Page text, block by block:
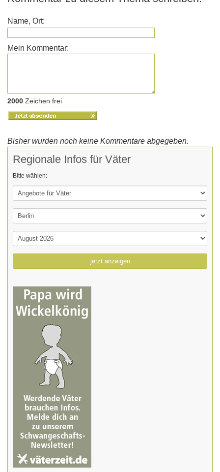
Name, Ort:
Mein Kommentar:
2000 Zeichen frei
Bisher wurden noch keine Kommentare abgegeben.
Regionale Infos für Väter
Bitte wählen:
jetzt anzeigen